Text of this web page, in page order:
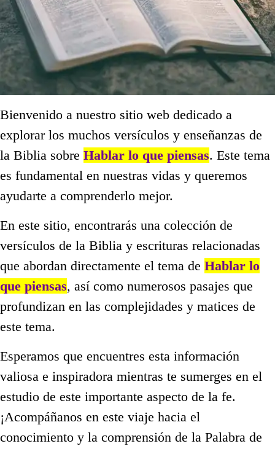
Bienvenido a nuestro sitio web dedicado a
explorar los muchos versículos y enseñanzas de
la Biblia sobre Hablar lo que piensas. Este tema
es fundamental en nuestras vidas y queremos
ayudarte a comprenderlo mejor.
En este sitio, encontrarás una colección de
versículos de la Biblia y escrituras relacionadas
que abordan directamente el tema de Hablar lo
que piensas, así como numerosos pasajes que
profundizan en las complejidades y matices de
este tema.
Esperamos que encuentres esta información
valiosa e inspiradora mientras te sumerges en el
estudio de este importante aspecto de la fe.
¡Acompáñanos en este viaje hacia el
conocimiento y la comprensión de la Palabra de